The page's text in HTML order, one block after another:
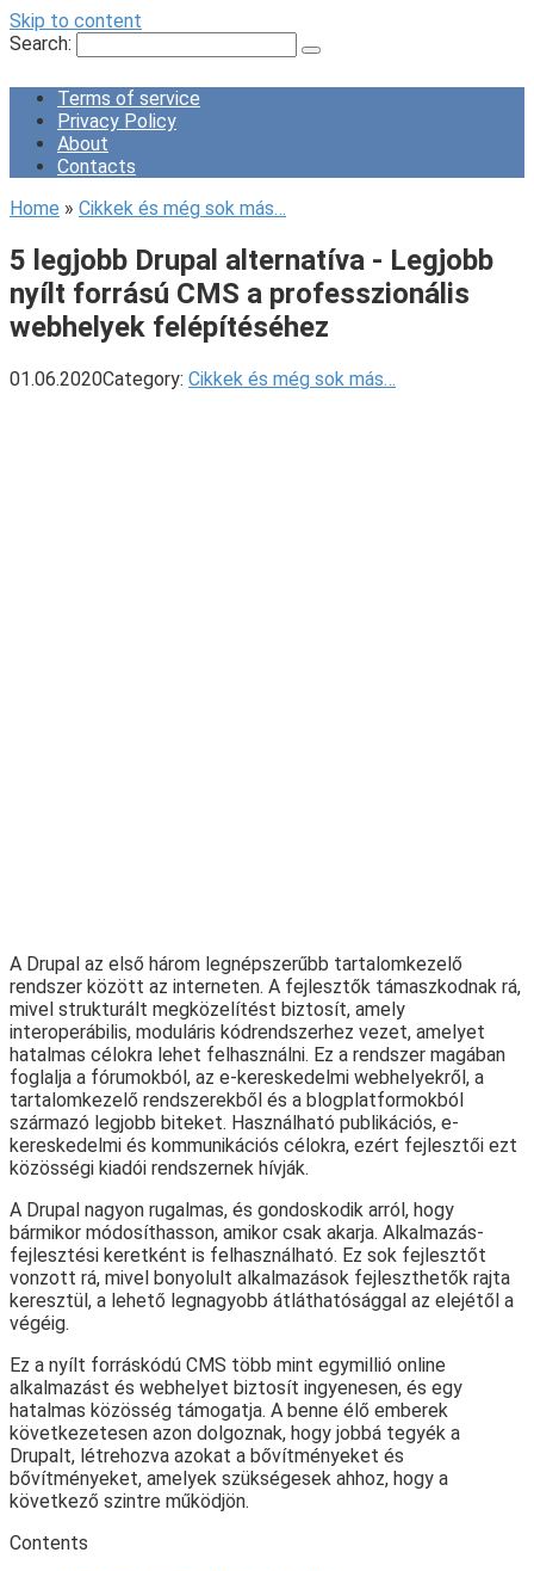
Skip to content
Search:
Terms of service
Privacy Policy
About
Contacts
Home » Cikkek és még sok más…
5 legjobb Drupal alternatíva - Legjobb
nyílt forrású CMS a professzionális
webhelyek felépítéséhez
01.06.2020Category: Cikkek és még sok más…
A Drupal az első három legnépszerűbb tartalomkezelő
rendszer között az interneten. A fejlesztők támaszkodnak rá,
mivel strukturált megközelítést biztosít, amely
interoperábilis, moduláris kódrendszerhez vezet, amelyet
hatalmas célokra lehet felhasználni. Ez a rendszer magában
foglalja a fórumokból, az e-kereskedelmi webhelyekről, a
tartalomkezelő rendszerekből és a blogplatformokból
származó legjobb biteket. Használható publikációs, e-
kereskedelmi és kommunikációs célokra, ezért fejlesztői ezt
közösségi kiadói rendszernek hívják.
A Drupal nagyon rugalmas, és gondoskodik arról, hogy
bármikor módosíthasson, amikor csak akarja. Alkalmazás-
fejlesztési keretként is felhasználható. Ez sok fejlesztőt
vonzott rá, mivel bonyolult alkalmazások fejleszthetők rajta
keresztül, a lehető legnagyobb átláthatósággal az elejétől a
végéig.
Ez a nyílt forráskódú CMS több mint egymillió online
alkalmazást és webhelyet biztosít ingyenesen, és egy
hatalmas közösség támogatja. A benne élő emberek
következetesen azon dolgoznak, hogy jobbá tegyék a
Drupalt, létrehozva azokat a bővítményeket és
bővítményeket, amelyek szükségesek ahhoz, hogy a
következő szintre működjön.
Contents